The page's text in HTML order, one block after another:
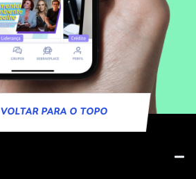
VOLTAR PARA O TOPO